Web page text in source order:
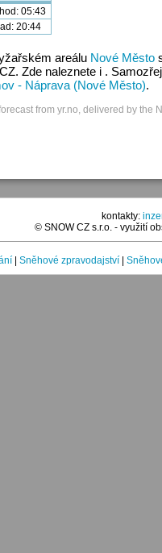
05:43
20:44
areálu Nové Město
Zde naleznete i .
- Náprava (Nové Město).
from yr.no, delivered by the
kontakty:
© SNOW CZ s.r.o. - využití
Sněhové zpravodajství